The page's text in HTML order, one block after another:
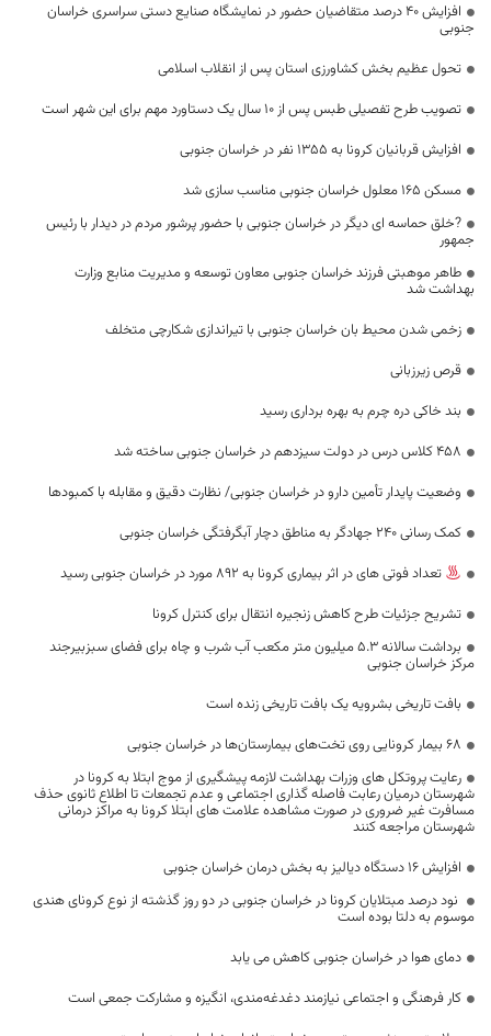
افزایش ۴۰ درصد متقاضیان حضور در نمایشگاه صنایع دستی سراسری خراسان
جنوبی
تحول عظیم بخش کشاورزی استان پس از انقلاب اسلامی
تصویب طرح تفصیلی طبس پس از ۱۰ سال یک دستاورد مهم برای این شهر است
افزایش قربانیان کرونا به 1355 نفر در خراسان جنوبی
مسکن 165 معلول خراسان جنوبی مناسب سازی شد
?خلق حماسه ای دیگر در خراسان جنوبی با حضور پرشور مردم در دیدار با رئیس
جمهور
طاهر موهبتی فرزند خراسان جنوبی معاون توسعه و مدیریت منابع وزارت
بهداشت شد
زخمی شدن محیط بان خراسان جنوبی با تیراندازی شکارچی متخلف
قرص زیرزبانی
بند خاکی دره چرم به بهره برداری رسید
۴۵۸ کلاس درس در دولت سیزدهم در خراسان جنوبی ساخته شد
وضعیت پایدار تأمین دارو در خراسان جنوبی/ نظارت دقیق و مقابله با کمبودها
کمک رسانی ۲۴۰ جهادگر به مناطق دچار آبگرفتگی خراسان جنوبی
تعداد فوتی های در اثر بیماری کرونا به 892 مورد در خراسان جنوبی رسید
تشریح جزئیات طرح کاهش زنجیره انتقال برای کنترل کرونا
برداشت سالانه ۵.۳ میلیون متر مکعب آب شرب و چاه برای فضای سبزبیرجند
مرکز خراسان جنوبی
بافت تاریخی بشرویه یک بافت تاریخی زنده است
۶۸ بیمار کرونایی روی تخت‌های بیمارستان‌ها در خراسان جنوبی
رعایت پروتکل های وزرات بهداشت لازمه پیشگیری از موج ابتلا به کرونا در
شهرستان درمیان رعابت فاصله گذاری اجتماعی و عدم تجمعات تا اطلاع ثانوی حذف
مسافرت غیر ضروری در صورت مشاهده علامت های ابتلا کرونا به مراکز درمانی
شهرستان مراجعه کنند
افزایش ۱۶ دستگاه دیالیز به بخش درمان خراسان جنوبی
نود درصد مبتلایان کرونا در خراسان جنوبی در دو روز گذشته از نوع کرونای هندی
موسوم به دلتا بوده است
دمای هوا در خراسان جنوبی کاهش می یابد
کار فرهنگی و اجتماعی نیازمند دغدغه‌مندی، انگیزه و مشارکت جمعی است